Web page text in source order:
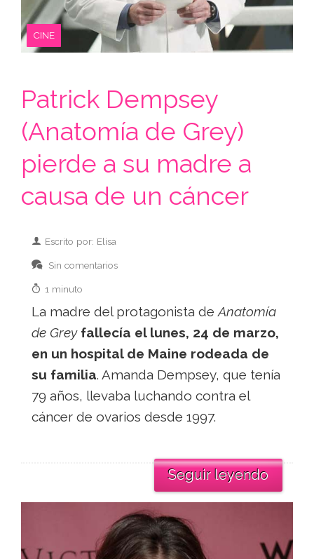
CINE
Patrick Dempsey
(Anatomía de Grey)
pierde a su madre a
causa de un cáncer
Escrito por: Elisa
Sin comentarios
1 minuto
La madre del protagonista de Anatomía
de Grey fallecía el lunes, 24 de marzo,
en un hospital de Maine rodeada de
su familia. Amanda Dempsey, que tenía
79 años, llevaba luchando contra el
cáncer de ovarios desde 1997.
Seguir leyendo